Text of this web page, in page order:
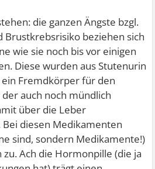
die ganzen Ängste bzgl.
Brustkrebsrisiko beziehen sich
wie sie noch bis vor einigen
Diese wurden aus Stutenurin
Fremdkörper für den
auch noch mündlich
über die Leber
diesen Medikamenten
sind, sondern Medikamente!)
Ach die Hormonpille (die ja